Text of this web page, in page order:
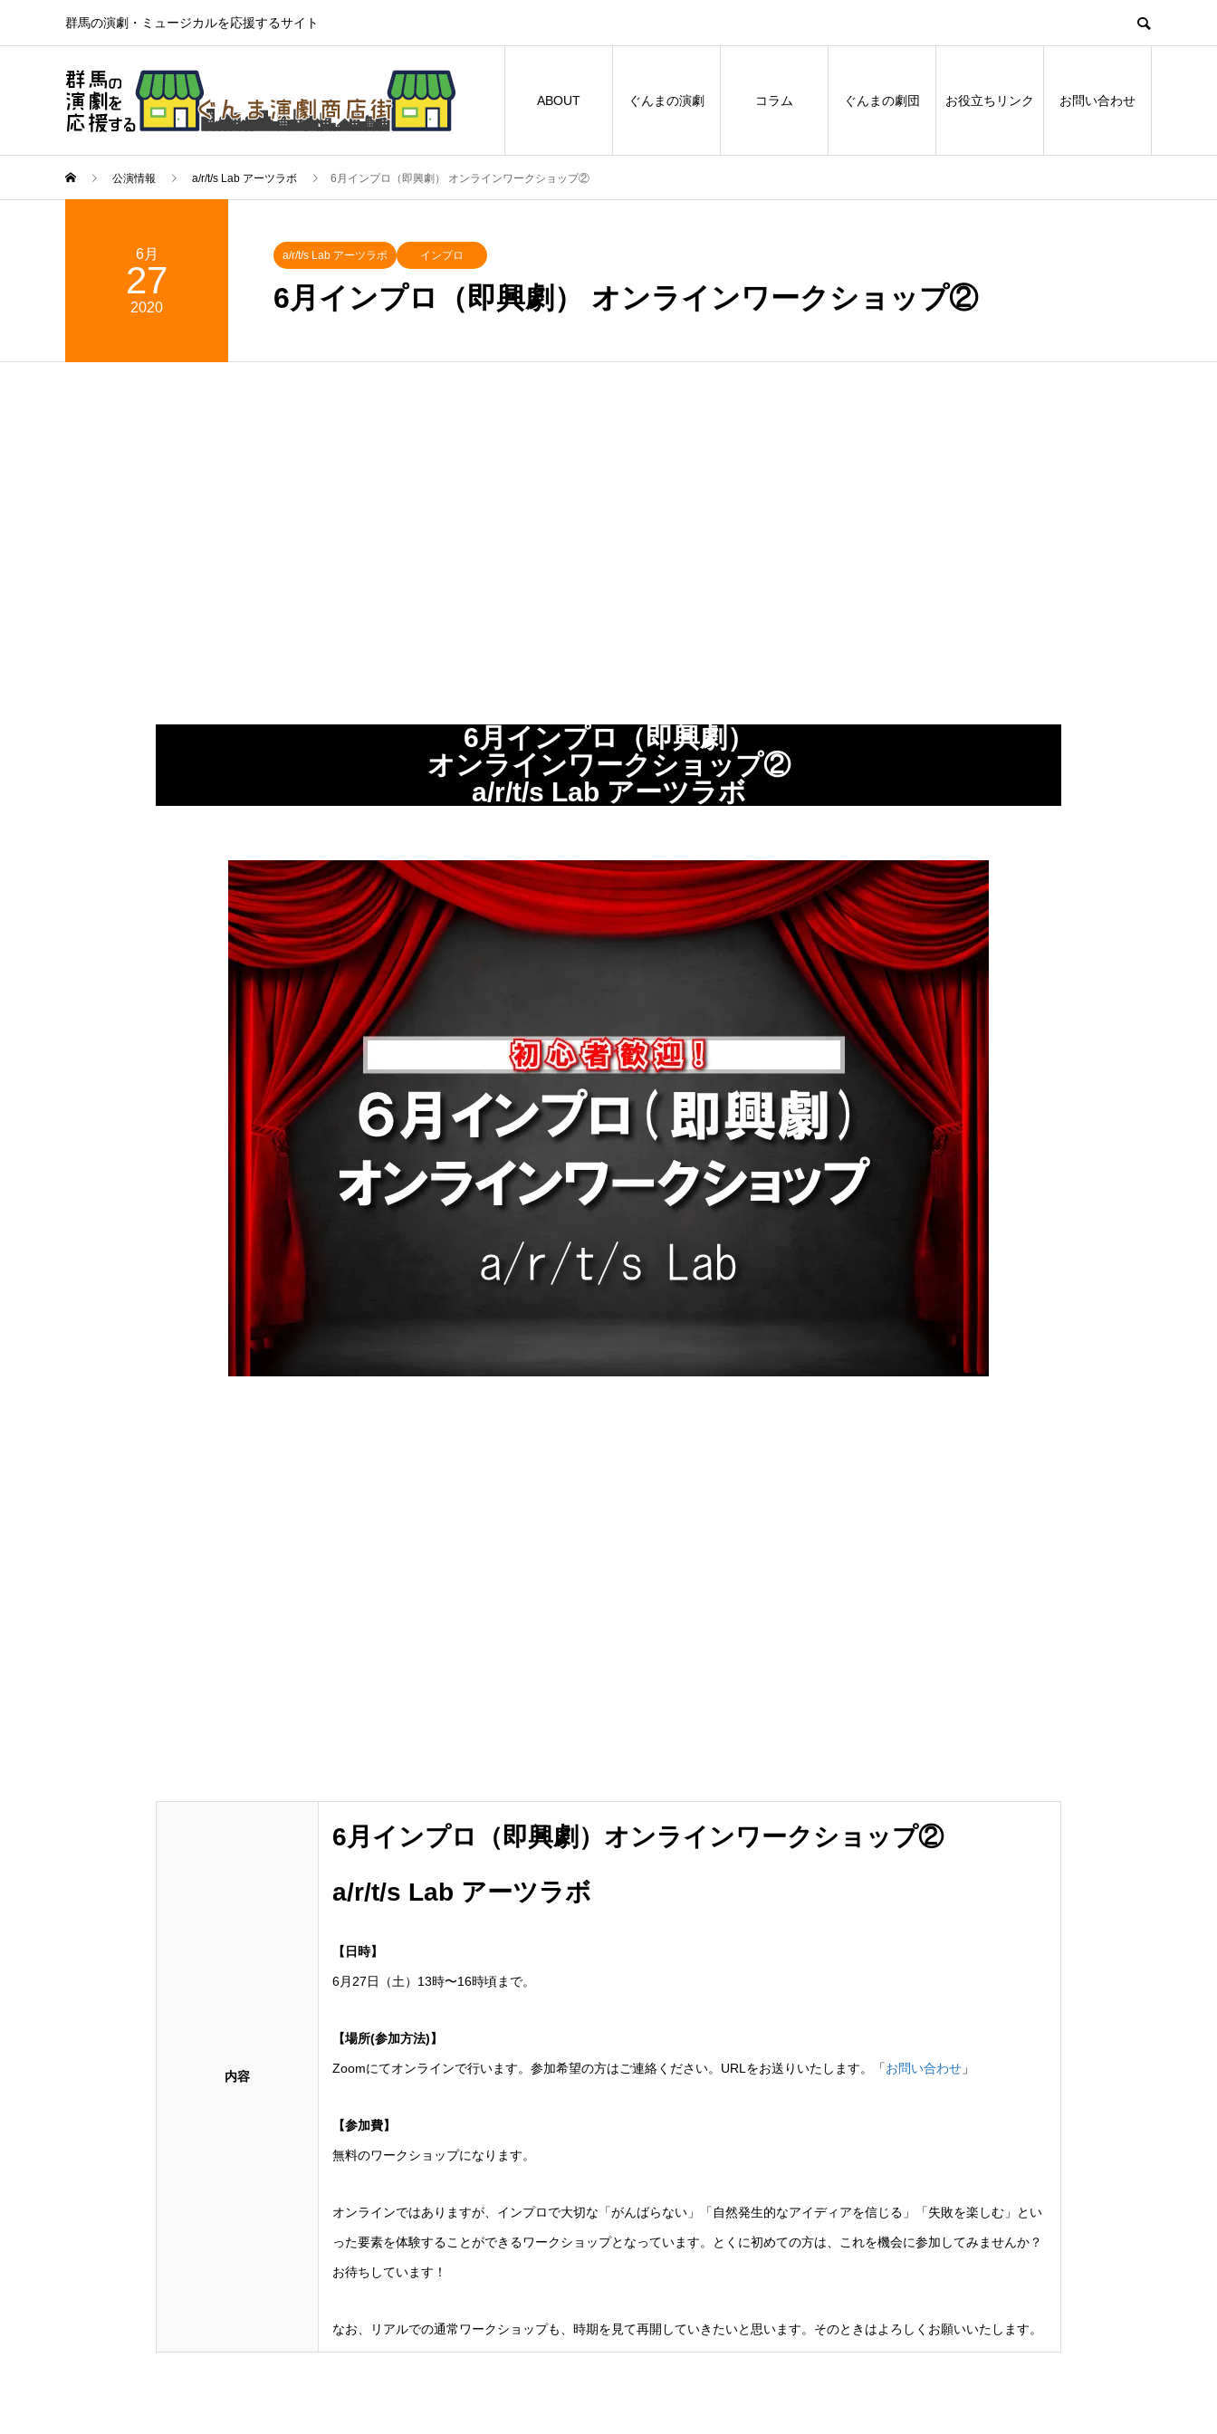
群馬の演劇・ミュージカルを応援するサイト
ABOUT ぐんまの演劇 コラム ぐんまの劇団 お役立ちリンク お問い合わせ
公演情報 a/r/t/s Lab アーツラボ 6月インプロ（即興劇） オンラインワークショップ②
6月
27
2020
a/r/t/s Lab アーツラボ インプロ
6月インプロ（即興劇） オンラインワークショップ②
6月インプロ（即興劇）
オンラインワークショップ②
a/r/t/s Lab アーツラボ
内容
6月インプロ（即興劇）オンラインワークショップ②
a/r/t/s Lab アーツラボ
【日時】
6月27日（土）13時〜16時頃まで。
【場所(参加方法)】
Zoomにてオンラインで行います。参加希望の方はご連絡ください。URLをお送りいたします。「お問い合わせ 」
【参加費】
無料のワークショップになります。
オンラインではありますが、インプロで大切な「がんばらない」「自然発生的なアイディアを信じる」「失敗を楽しむ」とい
った要素を体験することができるワークショップとなっています。とくに初めての方は、これを機会に参加してみませんか？
お待ちしています！
なお、リアルでの通常ワークショップも、時期を見て再開していきたいと思います。そのときはよろしくお願いいたします。